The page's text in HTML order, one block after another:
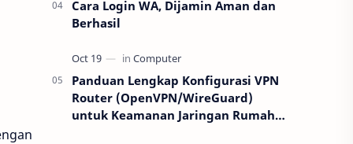
Cara Login WA, Dijamin Aman dan
Berhasil
Panduan Lengkap Konfigurasi VPN
Router (OpenVPN/WireGuard)
untuk Keamanan Jaringan Rumah: